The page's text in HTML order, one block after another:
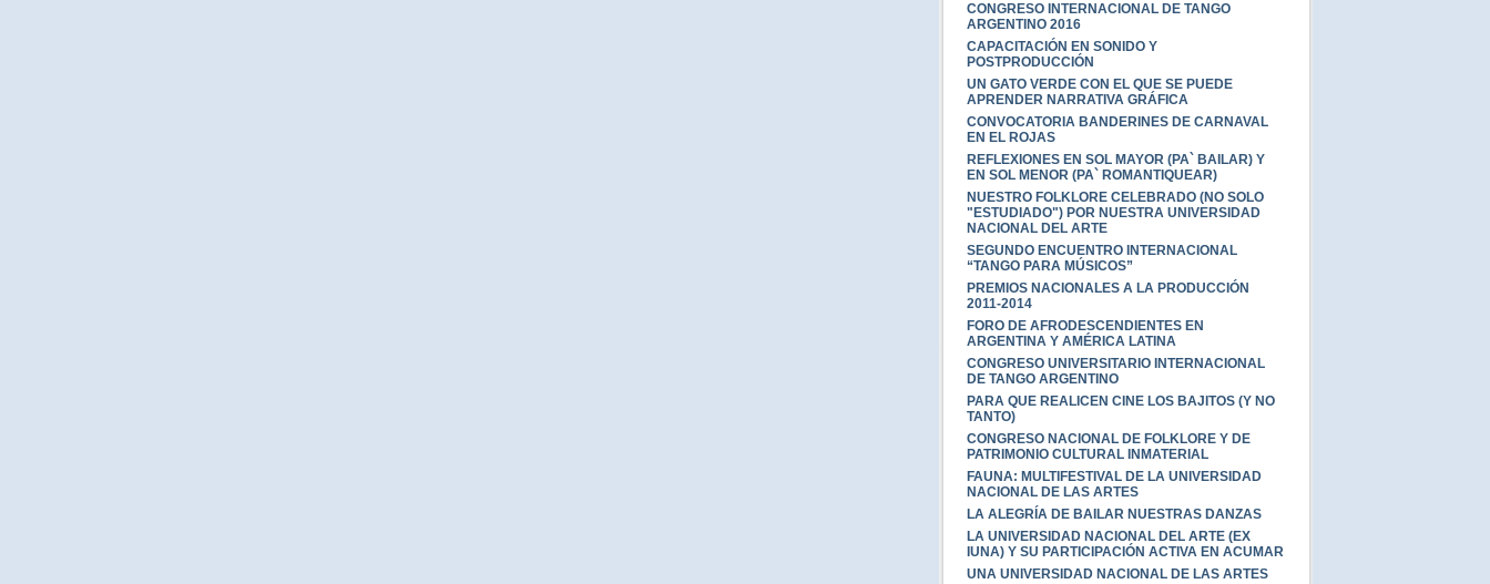
CONGRESO INTERNACIONAL DE TANGO
ARGENTINO 2016
CAPACITACIÓN EN SONIDO Y
POSTPRODUCCIÓN
UN GATO VERDE CON EL QUE SE PUEDE
APRENDER NARRATIVA GRÁFICA
CONVOCATORIA BANDERINES DE CARNAVAL
EN EL ROJAS
REFLEXIONES EN SOL MAYOR (PA` BAILAR) Y
EN SOL MENOR (PA` ROMANTIQUEAR)
NUESTRO FOLKLORE CELEBRADO (NO SOLO
"ESTUDIADO") POR NUESTRA UNIVERSIDAD
NACIONAL DEL ARTE
SEGUNDO ENCUENTRO INTERNACIONAL
“TANGO PARA MÚSICOS”
PREMIOS NACIONALES A LA PRODUCCIÓN
2011-2014
FORO DE AFRODESCENDIENTES EN
ARGENTINA Y AMÉRICA LATINA
CONGRESO UNIVERSITARIO INTERNACIONAL
DE TANGO ARGENTINO
PARA QUE REALICEN CINE LOS BAJITOS (Y NO
TANTO)
CONGRESO NACIONAL DE FOLKLORE Y DE
PATRIMONIO CULTURAL INMATERIAL
FAUNA: MULTIFESTIVAL DE LA UNIVERSIDAD
NACIONAL DE LAS ARTES
LA ALEGRÍA DE BAILAR NUESTRAS DANZAS
LA UNIVERSIDAD NACIONAL DEL ARTE (EX
IUNA) Y SU PARTICIPACIÓN ACTIVA EN ACUMAR
UNA UNIVERSIDAD NACIONAL DE LAS ARTES